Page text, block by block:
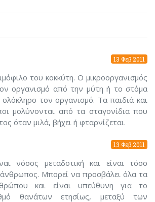
13 Φεβ 2011
του κοκκύτη. Ο μικροοργανισμός
οργανισμό από την μύτη ή το στόμα
ολόκληρο τον οργανισμό. Τα παιδιά και
μολύνονται από τα σταγονίδια που
όταν μιλά, βήχει ή φταρνίζεται.
13 Φεβ 2011
νόσος μεταδοτική και είναι τόσο
Μπορεί να προσβάλει όλα τα
και είναι υπεύθυνη για το
θανάτων ετησίως, μεταξύ των